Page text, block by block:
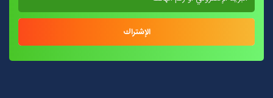
الإشتراك